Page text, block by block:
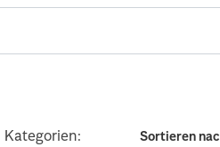
Sortieren
Kategorien: